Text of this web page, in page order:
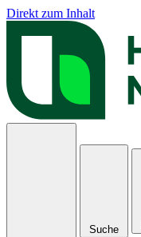
Direkt zum Inhalt
Suche